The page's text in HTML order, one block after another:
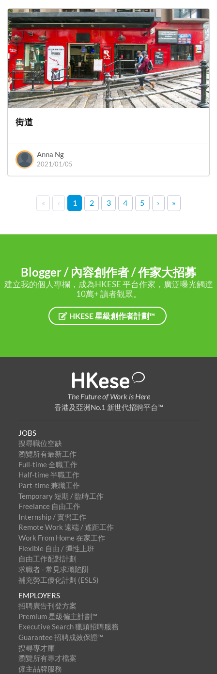
街道
Anna Ng
2021/01/05
« ‹ 1 2 3 4 5 › »
Blogger / 內容創作者 / 作家大招募
建立我的個人專欄，成為HKESE 平台作家，廣泛曝光觸達
10萬+ 讀者觀眾。
HKESE 星級創作者計劃™
The Future of Work is Here
香港及亞洲No.1 新世代招聘平台™
JOBS
搜尋職位空缺
瀏覽所有最新工作
Full-time 全職工作
Half-time 半職工作
Part-time 兼職工作
Temporary 短期 / 臨時工作
Freelance 自由工作
Internship / 實習工作
Remote Work 遠端 / 遙距工作
Work From Home 在家工作
Flexible 自由 / 彈性上班
自由工作配對計劃
求職者 - 常見求職陷阱
補充勞工優化計劃 (ESLS)
EMPLOYERS
招聘廣告刊登方案
Premium 星級僱主計劃™
Executive Search 獵頭招聘服務
Guarantee 招聘成效保證™
搜尋專才庫
瀏覽所有專才檔案
僱主品牌服務